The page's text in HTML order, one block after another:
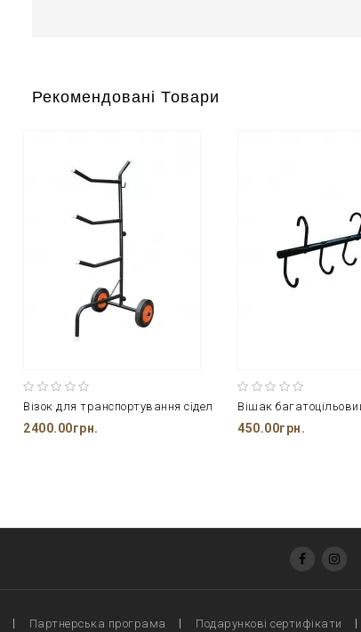
Рекомендовані Товари
Візок для транспортування сідел
2400.00грн.
Вішак
450.00грн.
Партнерська програма Подарункові сертифікати